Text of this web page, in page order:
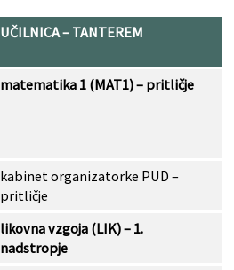
UČILNICA – TANTEREM
matematika 1 (MAT1) – pritličje
kabinet organizatorke PUD –
pritličje
likovna vzgoja (LIK) – 1.
nadstropje